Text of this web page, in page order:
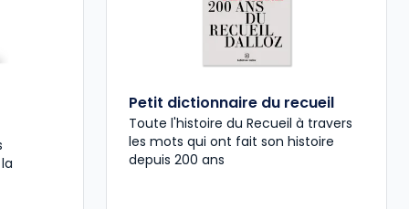
Petit dictionnaire du recueil
Toute l'histoire du Recueil à travers
les mots qui ont fait son histoire
depuis 200 ans